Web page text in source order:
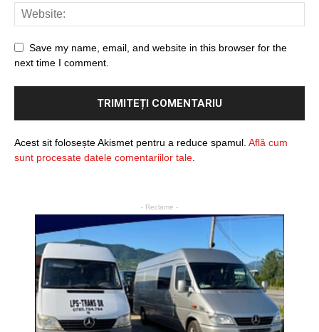
Save my name, email, and website in this browser for the
next time I comment.
Acest sit folosește Akismet pentru a reduce spamul. Află cum
sunt procesate datele comentariilor tale
- Reclame -